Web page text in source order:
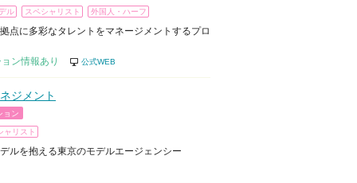
ル スペシャリスト 外国人・ハーフ
点に多彩なタレントをマネージメントするプロ
ン情報あり 公式WEB
ジメント
ョン
ャリスト
ルを抱える東京のモデルエージェンシー